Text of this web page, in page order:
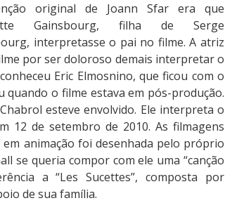
original de Joann Sfar era que
Gainsbourg, filha de Serge
interpretasse o pai no filme. A atriz
por ser doloroso demais interpretar o
Eric Elmosnino, que ficou com o
quando o filme estava em pós-produção.
esteve envolvido. Ele interpreta o
12 de setembro de 2010. As filmagens
animação foi desenhada pelo próprio
se queria compor com ele uma “canção
a “Les Sucettes”, composta por
de sua família.